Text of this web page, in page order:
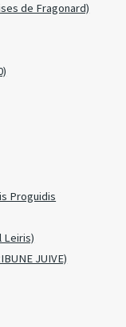
de Fragonard)
Proguidis
Leiris)
JUIVE)